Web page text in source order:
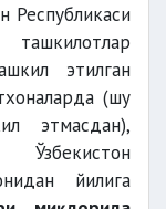
Республикаси
этилган
(шу
этмасдан),
йилига